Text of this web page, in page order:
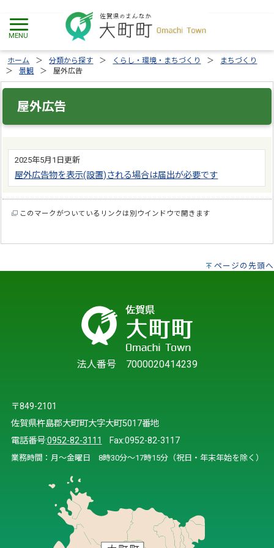
ホーム 分類から探す くらし・環境・まちづくり
まちづくり
景観
屋外広告
屋外広告
2025年5月1日更新
屋外広告物を表示(設置)される場合は届出が必要です
このマークがついているリンクは別ウインドウで開きます
ページの先頭へ
法人番号 7000020414239
〒849-2101
佐賀県杵島郡大町町大字大町5017番地
電話番号:0952-82-3111 Fax:0952-82-3117
業務時間：月～金曜日 8時30分～17時15分（祝日・年末年始を除く）